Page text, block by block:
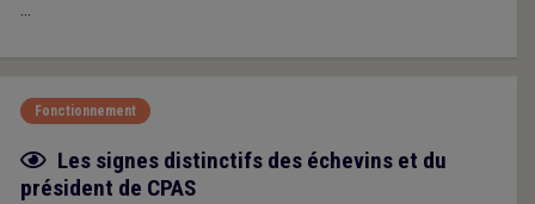
...
Fonctionnement
Fiche focus
Les signes distinctifs des échevins et du
président de CPAS